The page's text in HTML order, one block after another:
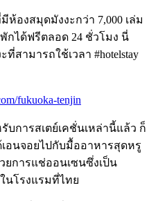
ห้องสมุดมังงะกว่า 7,000 เล่ม
กได้ฟรีตลอด 24 ชั่วโมง นี่
สามารถใช้เวลา #hotelstay
fukuoka-tenjin
การสเตย์เคชั่นเหล่านี้แล้ว ก็
เอนจอยไปกับมื้ออาหารสุดหรู
ยการแช่ออนเซนซึ่งเป็น
นโรงแรมที่ไทย